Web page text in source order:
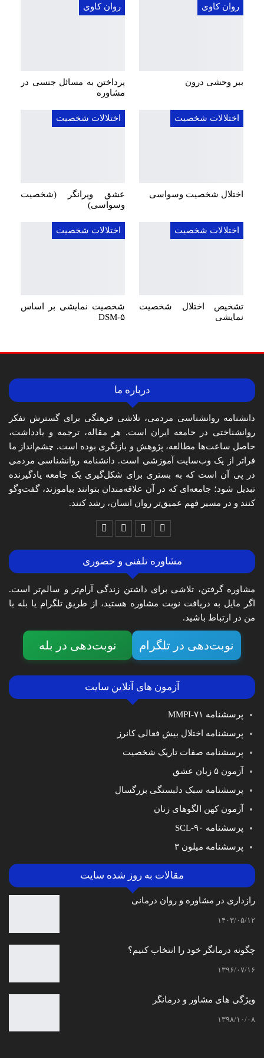
روان کاوی
ببر وحشی درون
روان کاوی
پرداختن به مسائل جنسی در
مشاوره
اختلالات شخصیت
اختلال شخصیت وسواسی
اختلالات شخصیت
عشق ویرانگر (شخصیت
وسواسی)
اختلالات شخصیت
تشخیص اختلال شخصیت
نمایشی
اختلالات شخصیت
شخصیت نمایشی بر اساس
DSM-۵
درباره ما
دانشنامه روانشناسی مردمی، تلاشی فرهنگی برای گسترش تفکر
روانشناختی در جامعه ایران است. هر مقاله، ترجمه و یادداشت،
حاصل ساعت‌ها مطالعه، پژوهش و بازنگری بوده است. چشم‌انداز ما
فراتر از یک وب‌سایت آموزشی است. دانشنامه روانشناسی مردمی
در پی آن است که به بستری برای شکل‌گیری یک جامعه یادگیرنده
تبدیل شود؛ جامعه‌ای که در آن علاقه‌مندان بتوانند بیاموزند، گفت‌وگو
کنند و در مسیر فهم عمیق‌تر روان انسان، رشد کنند.
مشاوره تلفنی و حضوری
مشاوره گرفتن، تلاشی برای داشتن زندگی آرام‌تر و سالم‌تر است.
اگر مایل به دریافت نوبت مشاوره هستید، از طریق تلگرام یا بله با
من در ارتباط باشید.
نوبت‌دهی در تلگرام نوبت‌دهی در بله
آزمون های آنلاین سایت
پرسشنامه MMPI-۷۱
پرسشنامه اختلال بیش فعالی کانرز
پرسشنامه صفات تاریک شخصیت
آزمون ۵ زبان عشق
پرسشنامه سبک دلبستگی بزرگسال
آزمون کهن الگوهای زنان
پرسشنامه SCL-۹۰
پرسشنامه میلون ۳
مقالات به روز شده سایت
رازداری در مشاوره و روان درمانی
۱۴۰۳/۰۵/۱۲
چگونه درمانگر خود را انتخاب کنیم؟
۱۳۹۶/۰۷/۱۶
ویژگی های مشاور و درمانگر
۱۳۹۸/۱۰/۰۸